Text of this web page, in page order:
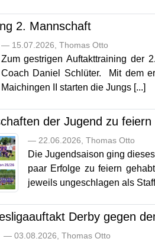
2. Mannschaft
— 15.07.2026, Thomas Otto
Zum gestrigen Auftakttraining der
Coach Daniel Schlüter. Mit dem
Maichingen II starten die Jungs [...]
der Jugend zu feiern
— 22.06.2026, Thomas Otto
Die Jugendsaison ging
paar Erfolge zu feiern
jeweils ungeschlagen als
Derby gegen
— 03.08.2026, Thomas Otto